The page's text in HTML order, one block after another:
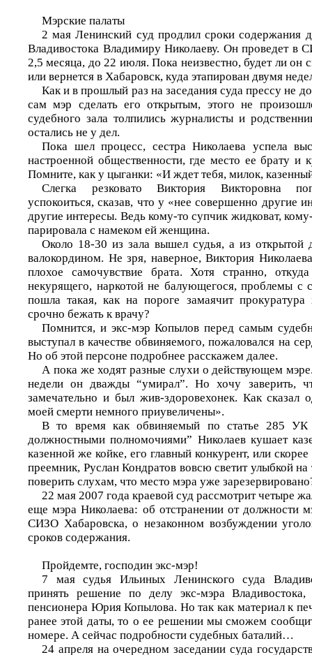
Мэрские палаты
2 мая Ленинский суд продлил сроки содержания
Владивостока Владимиру Николаеву. Он проведет
2,5 месяца, до 22 июля. Пока неизвестно, будет ли он
или вернется в Хабаровск, куда этапирован двумя
Как и в прошлый раз на заседания суда прессу не
сам мэр сделать его открытым, этого не
судебного зала толпились журналисты и
остались не у дел.
Пока шел процесс, сестра Николаева успела
настроенной общественности, где место ее брату и
Помните, как у цыганки: «И ждет тебя, милок,
Слегка резковато Виктория Викторовна
успокоиться, сказав, что у «нее совершенно другие
другие интересы. Ведь кому-то супчик жидковат,
парировала с намеком ей женщина.
Около 18-30 из зала вышел судья, а из открытой
валокордином. Не зря, наверное, Виктория
плохое самочувствие брата. Хотя странно,
некурящего, наркотой не балующегося, проблемы с
пошла такая, как на пороге замаячит прокуратура
срочно бежать к врачу?
Помнится, и экс-мэр Копылов перед самым
выступал в качестве обвиняемого, пожаловался на
Но об этой персоне подробнее расскажем далее.
А пока же ходят разные слухи о действующем
недели он дважды “умирал”. Но хочу заверить,
замечательно и был жив-здоровехонек. Как сказал
моей смерти немного приувеличены».
В то время как обвиняемый по статье 285 УК
должностными полномочиями” Николаев кушает
казенной же койке, его главный конкурент, или
преемник, Руслан Кондратов вовсю светит улыбкой на
поверить слухам, что место мэра уже
22 мая 2007 года краевой суд рассмотрит четыре
еще мэра Николаева: об отстранении от должности
СИЗО Хабаровска, о незаконном возбуждении
сроков содержания.
Пройдемте, господин экс-мэр!
7 мая судья Ильиных Ленинского суда
принять решение по делу экс-мэра
пенсионера Юрия Копылова. Но так как материал к
ранее этой даты, то о ее решении мы сможем
номере. А сейчас подробности судебных баталий…
24 апреля на очередном заседании суда